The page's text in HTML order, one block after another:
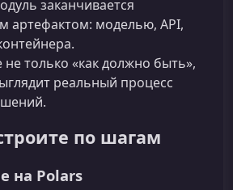
заканчивается
артефактом: моделью, API,
не только «как должно быть»,
реальный процесс
по шагам
на Polars